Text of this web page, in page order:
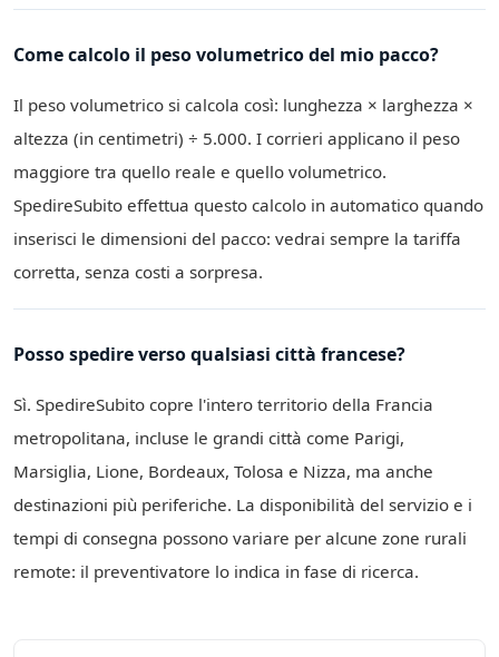
Come calcolo il peso volumetrico del mio pacco?
Il peso volumetrico si calcola così: lunghezza × larghezza ×
altezza (in centimetri) ÷ 5.000. I corrieri applicano il peso
maggiore tra quello reale e quello volumetrico.
SpedireSubito effettua questo calcolo in automatico quando
inserisci le dimensioni del pacco: vedrai sempre la tariffa
corretta, senza costi a sorpresa.
Posso spedire verso qualsiasi città francese?
Sì. SpedireSubito copre l'intero territorio della Francia
metropolitana, incluse le grandi città come Parigi,
Marsiglia, Lione, Bordeaux, Tolosa e Nizza, ma anche
destinazioni più periferiche. La disponibilità del servizio e i
tempi di consegna possono variare per alcune zone rurali
remote: il preventivatore lo indica in fase di ricerca.